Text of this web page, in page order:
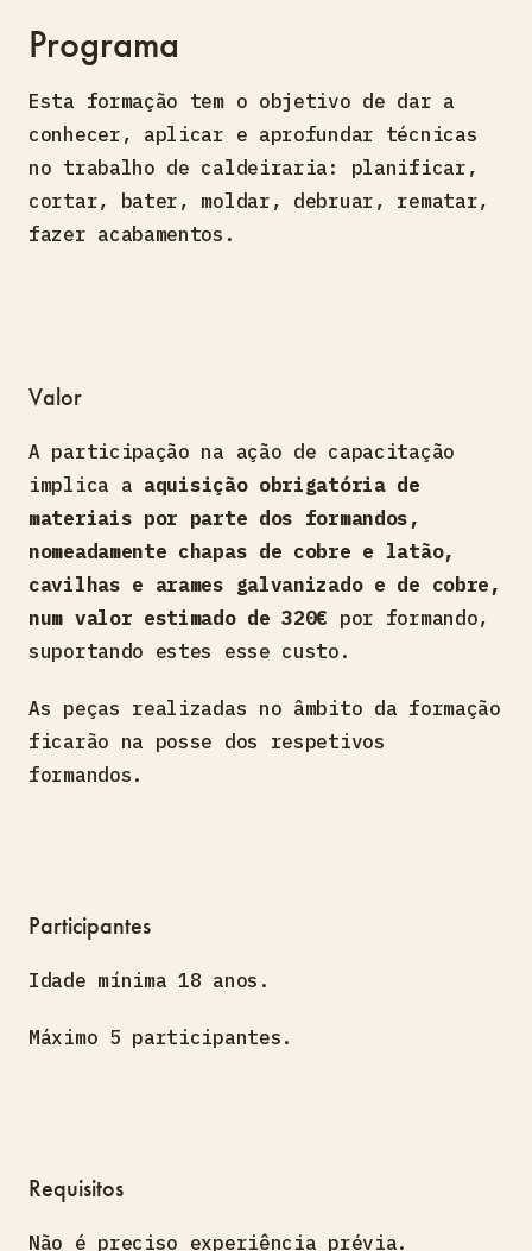
Programa
Esta formação tem o objetivo de dar a
conhecer, aplicar e aprofundar técnicas
no trabalho de caldeiraria: planificar,
cortar, bater, moldar, debruar, rematar,
fazer acabamentos.
Valor
A participação na ação de capacitação
implica a aquisição obrigatória de
materiais por parte dos formandos,
nomeadamente chapas de cobre e latão,
cavilhas e arames galvanizado e de cobre,
num valor estimado de 320€ por formando,
suportando estes esse custo.
As peças realizadas no âmbito da formação
ficarão na posse dos respetivos
formandos.
Participantes
Idade mínima 18 anos.
Máximo 5 participantes.
Requisitos
Não é preciso experiência prévia.